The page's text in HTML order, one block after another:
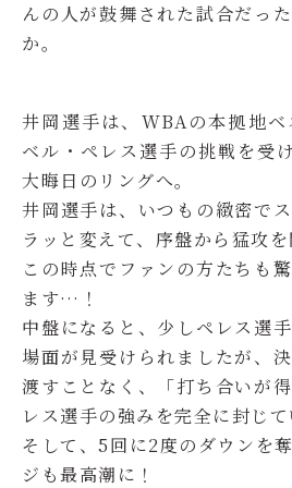
んの人が鼓舞された試合だっ
か。
井岡選手は、WBAの本拠地
ベル・ペレス選手の挑戦を受
大晦日のリングへ。
井岡選手は、いつもの緻密で
ラッと変えて、序盤から猛攻を
この時点でファンの方たちも
ます…！
中盤になると、少しペレス選
場面が見受けられましたが、
渡すことなく、「打ち合いが
レス選手の強みを完全に封じて
そして、5回に2度のダウンを
ジも最高潮に！